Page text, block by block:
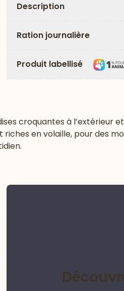
Description
Ration journalière
Produit labellisé
croquantes à l’extérieur
en volaille, pour des